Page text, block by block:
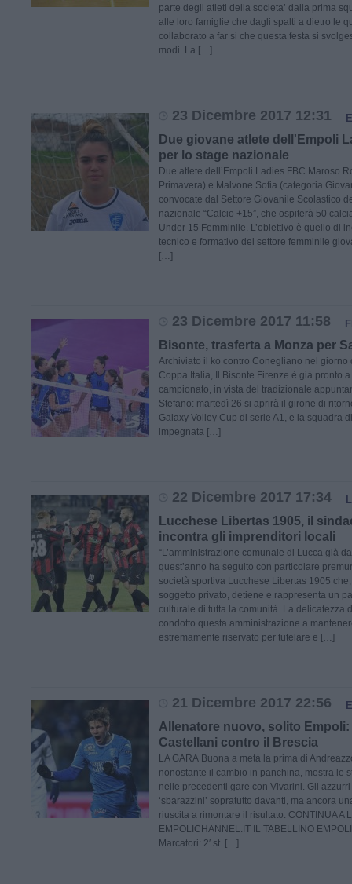
parte degli atleti della societa’ dalla prima
alle loro famiglie che dagli spalti a dietro le
collaborato a far si che questa festa si
modi. La […]
23 Dicembre 2017 12:31
Due giovane atlete dell'Empoli
per lo stage nazionale
Due atlete dell’Empoli Ladies FBC Maroso
Primavera) e Malvone Sofia (categoria
convocate dal Settore Giovanile Scolastico
nazionale “Calcio +15”, che ospiterà 50
Under 15 Femminile. L’obiettivo è quello di
tecnico e formativo del settore femminile
[…]
23 Dicembre 2017 11:58
Bisonte, trasferta a Monza per
Archiviato il ko contro Conegliano nel giorno
Coppa Italia, Il Bisonte Firenze è già pronto
campionato, in vista del tradizionale
Stefano: martedì 26 si aprirà il girone di
Galaxy Volley Cup di serie A1, e la squadra
impegnata […]
22 Dicembre 2017 17:34
Lucchese Libertas 1905, il
incontra gli imprenditori locali
“L’amministrazione comunale di Lucca già
quest’anno ha seguito con particolare
società sportiva Lucchese Libertas 1905
soggetto privato, detiene e rappresenta un
culturale di tutta la comunità. La delicatezza
condotto questa amministrazione a
estremamente riservato per tutelare e […]
21 Dicembre 2017 22:56
Allenatore nuovo, solito Empoli:
Castellani contro il Brescia
LA GARA Buona a metà la prima di
nonostante il cambio in panchina, mostra le
nelle precedenti gare con Vivarini. Gli
‘sbarazzini’ sopratutto davanti, ma ancora
riuscita a rimontare il risultato. CONTINUA A
EMPOLICHANNEL.IT IL TABELLINO
Marcatori: 2′ st. […]